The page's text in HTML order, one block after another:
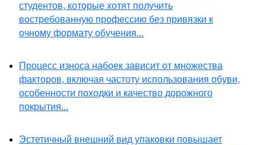
студентов, которые хотят получить
востребованную профессию без привязки к
очному формату обучения...
Процесс износа набоек зависит от множества
факторов, включая частоту использования обуви,
особенности походки и качество дорожного
покрытия...
Эстетичный внешний вид упаковки повышает